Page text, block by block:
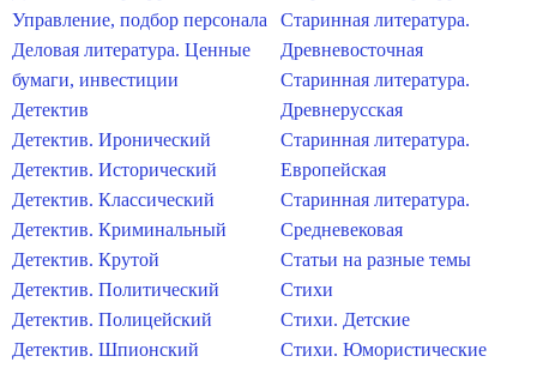
Управление, подбор персонала
Деловая литература. Ценные
бумаги, инвестиции
Детектив
Детектив. Иронический
Детектив. Исторический
Детектив. Классический
Детектив. Криминальный
Детектив. Крутой
Детектив. Политический
Детектив. Полицейский
Детектив. Шпионский
Старинная литература.
Древневосточная
Старинная литература.
Древнерусская
Старинная литература.
Европейская
Старинная литература.
Средневековая
Статьи на разные темы
Стихи
Стихи. Детские
Стихи. Юмористические